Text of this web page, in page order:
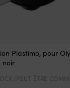
Plastimo, pour
noir
(PEUT ÊTRE